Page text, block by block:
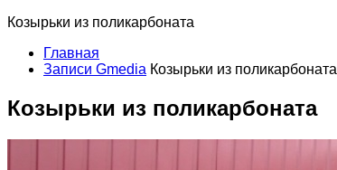
Козырьки из поликарбоната
Главная
Записи Gmedia Козырьки из поликарбоната
Козырьки из поликарбоната